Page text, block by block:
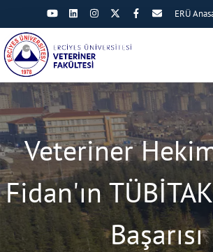
ERÜ
Veteriner
Fidan'ın
Başarısı